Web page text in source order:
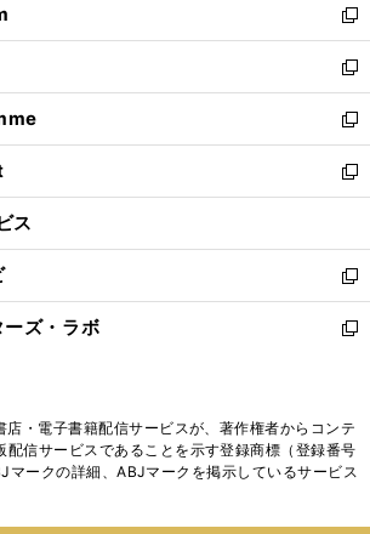
く
で
開
く
ド
ウ
で
開
く
ィ
ン
ド
ウ
で
開
く
い
ウ
ィ
ン
ド
ウ
で
開
新
し
い
ウ
ィ
ン
ド
ウ
開
く
新
し
い
ウ
ィ
ン
ウ
で
開
く
新
し
い
ウ
ン
ド
ウ
で
新
し
ウ
ィ
ン
ド
く
ス
新
し
い
ド
ウ
で
ズ・ラボ
新
ィ
ン
・電子書籍配信サービスが、著作権者からコンテ
配信サービスであることを示す登録商標（登録番号
ークの詳細、ABJマークを掲示しているサービス